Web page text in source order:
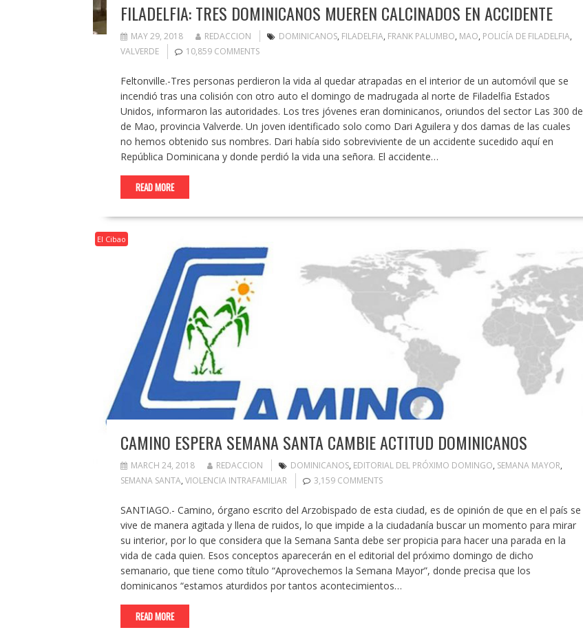
FILADELFIA: TRES DOMINICANOS MUEREN CALCINADOS EN ACCIDENTE
MAY 29, 2018 REDACCION DOMINICANOS, FILADELFIA, FRANK PALUMBO, MAO, POLICÍA DE FILADELFIA,
VALVERDE
10,859 COMMENTS
Feltonville.-Tres personas perdieron la vida al quedar atrapadas en el interior de un automóvil que se
incendió tras una colisión con otro auto el domingo de madrugada al norte de Filadelfia Estados
Unidos, informaron las autoridades. Los tres jóvenes eran dominicanos, oriundos del sector Las 300 de
de Mao, provincia Valverde. Un joven identificado solo como Dari Aguilera y dos damas de las cuales
no hemos obtenido sus nombres. Dari había sido sobreviviente de un accidente sucedido aquí en
República Dominicana y donde perdió la vida una señora. El accidente…
READ MORE
El Cibao
CAMINO ESPERA SEMANA SANTA CAMBIE ACTITUD DOMINICANOS
MARCH 24, 2018 REDACCION DOMINICANOS, EDITORIAL DEL PRÓXIMO DOMINGO, SEMANA MAYOR,
SEMANA SANTA, VIOLENCIA INTRAFAMILIAR 3,159 COMMENTS
SANTIAGO.- Camino, órgano escrito del Arzobispado de esta ciudad, es de opinión de que en el país se
vive de manera agitada y llena de ruidos, lo que impide a la ciudadanía buscar un momento para mirar
su interior, por lo que considera que la Semana Santa debe ser propicia para hacer una parada en la
vida de cada quien. Esos conceptos aparecerán en el editorial del próximo domingo de dicho
semanario, que tiene como título “Aprovechemos la Semana Mayor”, donde precisa que los
dominicanos “estamos aturdidos por tantos acontecimientos…
READ MORE